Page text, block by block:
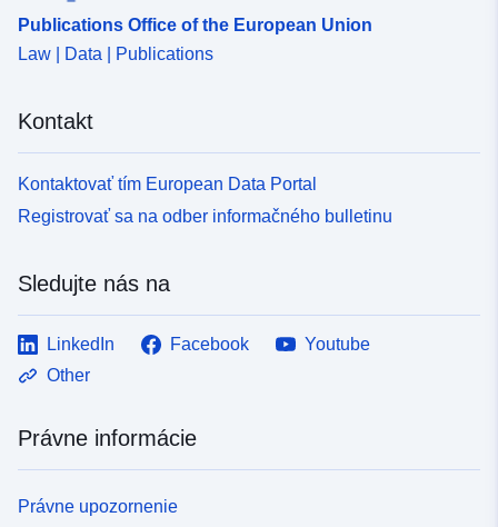
Publications Office of the European Union
Law | Data | Publications
Kontakt
Kontaktovať tím European Data Portal
Registrovať sa na odber informačného bulletinu
Sledujte nás na
LinkedIn Facebook
Youtube
Other
Právne informácie
Právne upozornenie